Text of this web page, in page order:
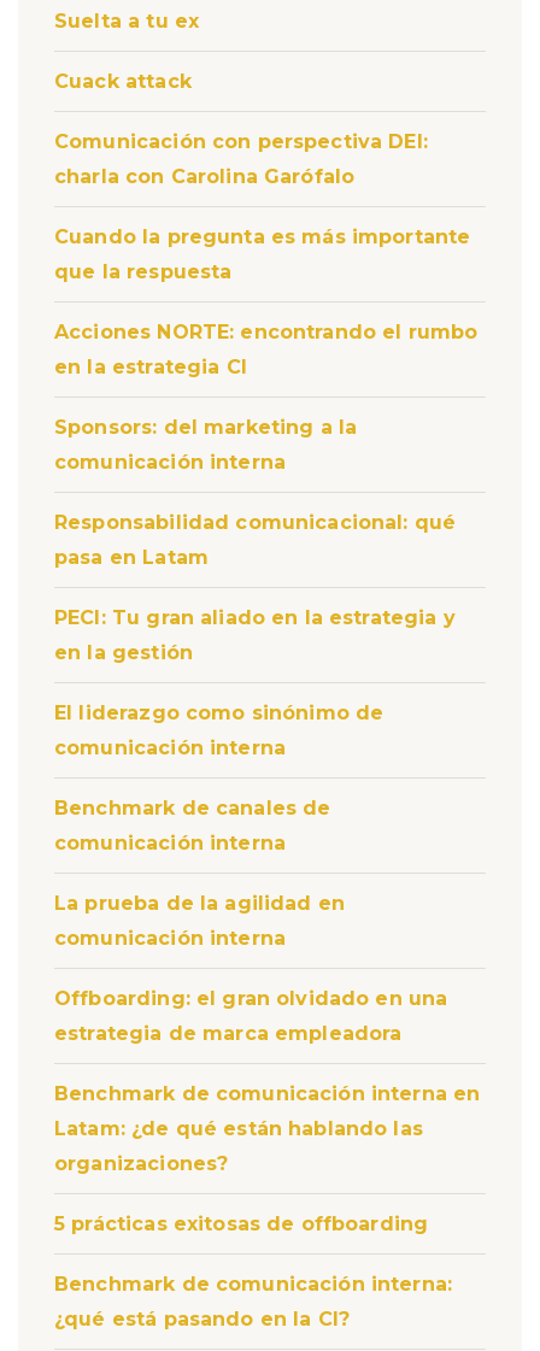
Suelta a tu ex
Cuack attack
Comunicación con perspectiva DEI:
charla con Carolina Garófalo
Cuando la pregunta es más importante
que la respuesta
Acciones NORTE: encontrando el rumbo
en la estrategia CI
Sponsors: del marketing a la
comunicación interna
Responsabilidad comunicacional: qué
pasa en Latam
PECI: Tu gran aliado en la estrategia y
en la gestión
El liderazgo como sinónimo de
comunicación interna
Benchmark de canales de
comunicación interna
La prueba de la agilidad en
comunicación interna
Offboarding: el gran olvidado en una
estrategia de marca empleadora
Benchmark de comunicación interna en
Latam: ¿de qué están hablando las
organizaciones?
5 prácticas exitosas de offboarding
Benchmark de comunicación interna:
¿qué está pasando en la CI?